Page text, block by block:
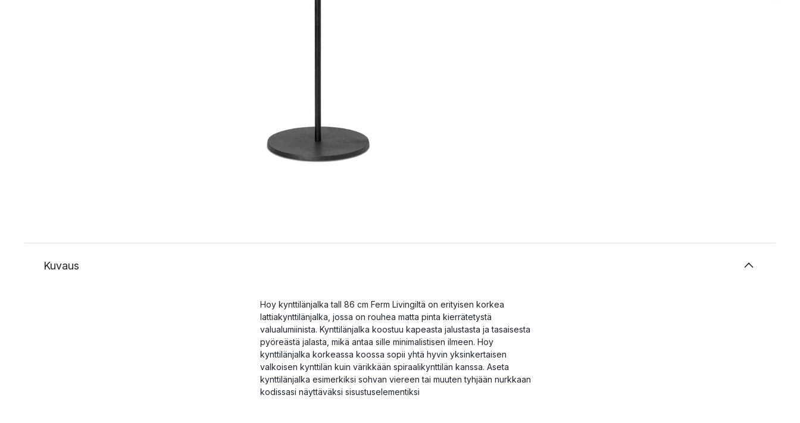
Kuvaus
Hoy kynttilänjalka tall 86 cm Ferm Livingiltä on erityisen korkea
lattiakynttilänjalka, jossa on rouhea matta pinta kierrätetystä
valualumiinista. Kynttilänjalka koostuu kapeasta jalustasta ja tasaisesta
pyöreästä jalasta, mikä antaa sille minimalistisen ilmeen. Hoy
kynttilänjalka korkeassa koossa sopii yhtä hyvin yksinkertaisen
valkoisen kynttilän kuin värikkään spiraalikynttilän kanssa. Aseta
kynttilänjalka esimerkiksi sohvan viereen tai muuten tyhjään nurkkaan
kodissasi näyttäväksi sisustuselementiksi